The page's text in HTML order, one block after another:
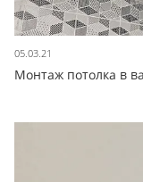
05.03.21
Монтаж потолка в